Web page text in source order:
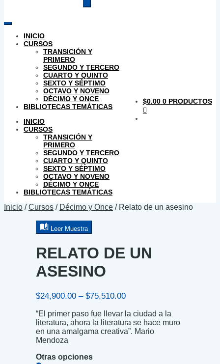
productos
INICIO
CURSOS
TRANSICIÓN Y
PRIMERO
SEGUNDO Y TERCERO
CUARTO Y QUINTO
SEXTO Y SÉPTIMO
OCTAVO Y NOVENO
DÉCIMO Y ONCE
BIBLIOTECAS TEMÁTICAS
INICIO
CURSOS
TRANSICIÓN Y
PRIMERO
SEGUNDO Y TERCERO
CUARTO Y QUINTO
SEXTO Y SÉPTIMO
OCTAVO Y NOVENO
DÉCIMO Y ONCE
BIBLIOTECAS TEMÁTICAS
$0.00 0 PRODUCTOS
Inicio /Cursos / Décimo y Once / Relato de un asesino
Leer Muestra
RELATO DE UN
ASESINO
$24,900.00 – $75,510.00Price
$24,900.00
through
$75,510.00
“El primer paso fue llevar la ciudad a la
literatura, ahora la literatura se hace muro
en una amalgama creativa”. Mario
Mendoza
Otras opciones